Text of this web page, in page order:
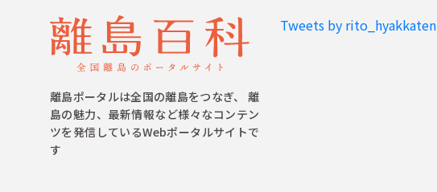
離島ポータルは全国の離島をつなぎ、 離
島の魅力、最新情報など様々なコンテン
ツを発信しているWebポータルサイトで
す
Tweets by rito_hyakkaten